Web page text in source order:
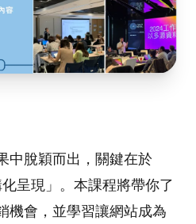
中脫穎而出，關鍵在於
化呈現」。本課程將帶你了
機會，並學習讓網站成為